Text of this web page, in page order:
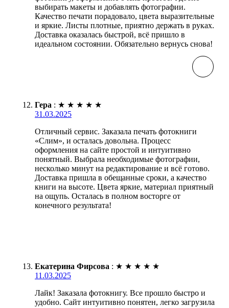
выбирать макеты и добавлять фотографии.
Качество печати порадовало, цвета выразительные
и яркие. Листы плотные, приятно держать в руках.
Доставка оказалась быстрой, всё пришло в
идеальном состоянии. Обязательно вернусь снова!
Гера : ★ ★ ★ ★ ★
31.03.2025
Отличный сервис. Заказала печать фотокниги
«Слим», и осталась довольна. Процесс
оформления на сайте простой и интуитивно
понятный. Выбрала необходимые фотографии,
несколько минут на редактирование и всё готово.
Доставка пришла в обещанные сроки, а качество
книги на высоте. Цвета яркие, материал приятный
на ощупь. Осталась в полном восторге от
конечного результата!
Екатерина Фирсова : ★ ★ ★ ★ ★
11.03.2025
Лайк! Заказала фотокнигу. Все прошло быстро и
удобно. Сайт интуитивно понятен, легко загрузила